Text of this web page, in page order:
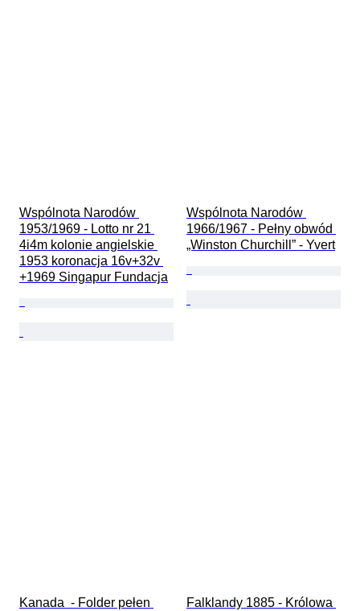
Wspólnota Narodów
1953/1969 - Lotto nr 21
4i4m kolonie angielskie
1953 koronacja 16v+32v
+1969 Singapur Fundacja
Wspólnota Narodów
1966/1967 - Pełny obwód
„Winston Churchill” - Yvert
Kanada  - Folder pełen
Falklandy 1885 - Królowa